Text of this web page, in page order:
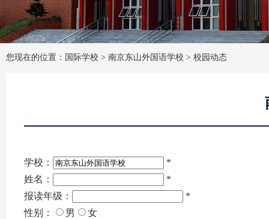
您现在的位置：国际学校 > 南京东山外国语学校 > 校园动态
学校：
*
姓名：
*
报读年级：
*
性别：
男
女